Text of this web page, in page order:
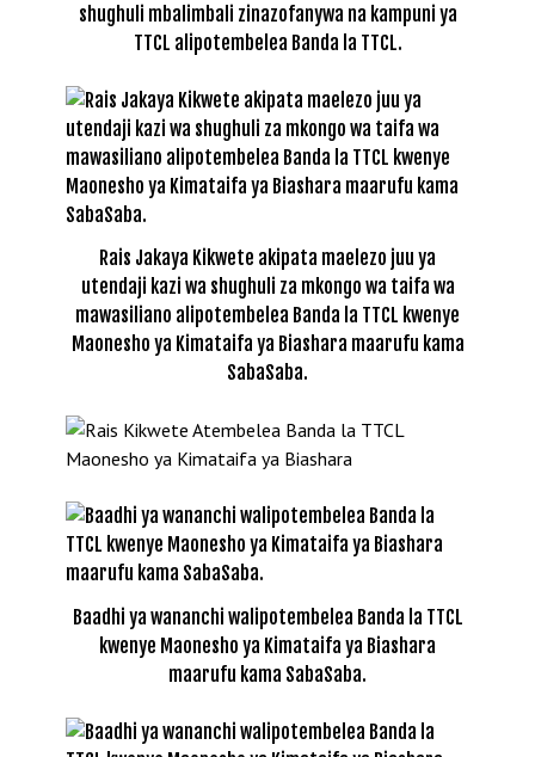
shughuli mbalimbali zinazofanywa na kampuni ya
TTCL alipotembelea Banda la TTCL.
Rais Jakaya Kikwete akipata maelezo juu ya
utendaji kazi wa shughuli za mkongo wa taifa wa
mawasiliano alipotembelea Banda la TTCL kwenye
Maonesho ya Kimataifa ya Biashara maarufu kama
SabaSaba.
Baadhi ya wananchi walipotembelea Banda la TTCL
kwenye Maonesho ya Kimataifa ya Biashara
maarufu kama SabaSaba.